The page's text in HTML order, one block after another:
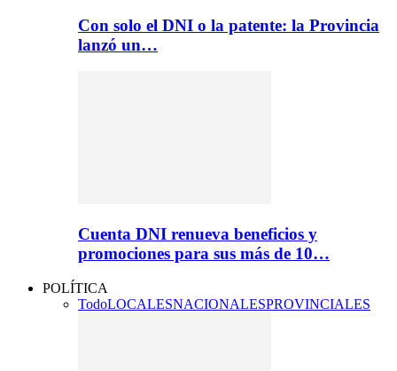
Con solo el DNI o la patente: la Provincia
lanzó un…
Cuenta DNI renueva beneficios y
promociones para sus más de 10…
POLÍTICA
TodoLOCALESNACIONALESPROVINCIALES